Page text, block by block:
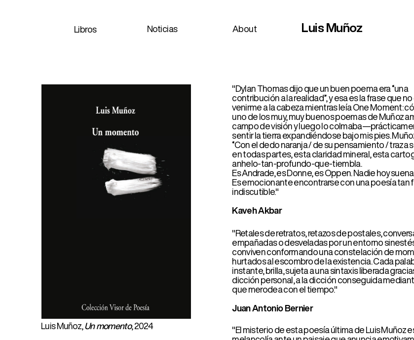
Luis Muñoz
Libros Noticias About
"Retales de retratos, retazos de postales, conversaciones
empañadas o desveladas por un entorno sinestésico
hurtados al escombro de la existencia. Cada palabra, por
instante, brilla, sujeta a una sintaxis liberada gracias a la
dicción personal, a la dicción conseguida mediante el trato
que merodea con el tiempo."
Juan Antonio Bernier
"El misterio de esta poesía última de Luis Muñoz es su propia
regreso e inmediata ausencia. La Sierra de Guadarrama se
en esta conjunción de poesía y pintura, de manera que las
evocaciones poemáticas y las explosiones plásticas
contribución a la realidad”, y esa es la frase que no dejaba de
venirme a la cabeza mientras leía One Moment: cómo cada
uno de los muy, muy buenos poemas de Muñoz ampliaba mi
campo de visión y luego lo colmaba—prácticamente podía
sentir la tierra expandiéndose bajo mis pies. Muñoz escribe:
“Con el dedo naranja / de su pensamiento / traza senderos”—
en todas partes, esta claridad mineral, esta cartografía del
anhelo-tan-profundo-que-tiembla.
Es Andrade, es Donne, es Oppen. Nadie hoy suena así.
Es emocionante encontrarse con una poesía tan fresca, tan
indiscutible."
Kaveh Akbar